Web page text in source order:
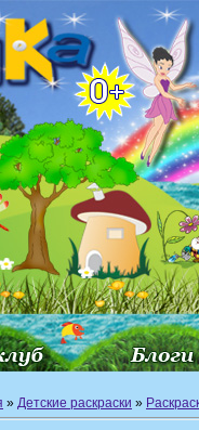
» Детские раскраски »